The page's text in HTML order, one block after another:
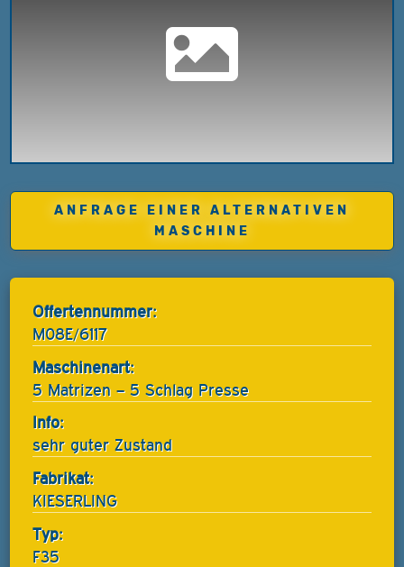
ANFRAGE EINER ALTERNATIVEN
MASCHINE
Offertennummer:
M08E/6117
Maschinenart:
5 Matrizen – 5 Schlag Presse
Info:
sehr guter Zustand
Fabrikat:
KIESERLING
Typ:
F35